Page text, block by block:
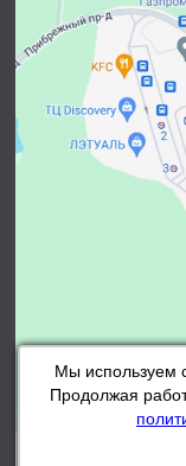
Мы используем
Продолжая